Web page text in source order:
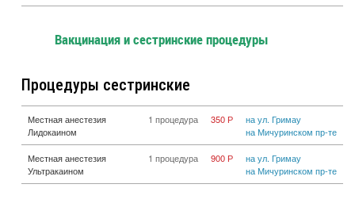
Вакцинация и сестринские процедуры
Процедуры сестринские
Местная анестезия
Лидокаином
1 процедура 350 Р
на ул. Гримау
на Мичуринском пр-те
Местная анестезия
Ультракаином
1 процедура 900 Р
на ул. Гримау
на Мичуринском пр-те